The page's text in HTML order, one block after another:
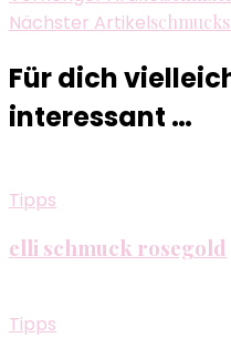
Nächster Artikel
Für dich
interessant …
Tipps
elli schmuck rosegold
Tipps